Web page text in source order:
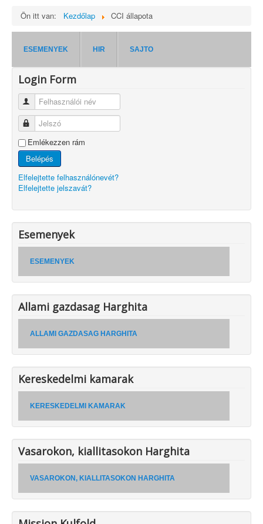
Ön itt van: Kezdőlap CCI állapota
ESEMENYEK HIR SAJTO
Login Form
Felhasználói név
Jelszó
Emlékezzen rám
Belépés
Elfelejtette felhasználónevét?
Elfelejtette jelszavát?
Esemenyek
ESEMENYEK
Allami gazdasag Harghita
ALLAMI GAZDASAG HARGHITA
Kereskedelmi kamarak
KERESKEDELMI KAMARAK
Vasarokon, kiallitasokon Harghita
VASAROKON, KIALLITASOKON HARGHITA